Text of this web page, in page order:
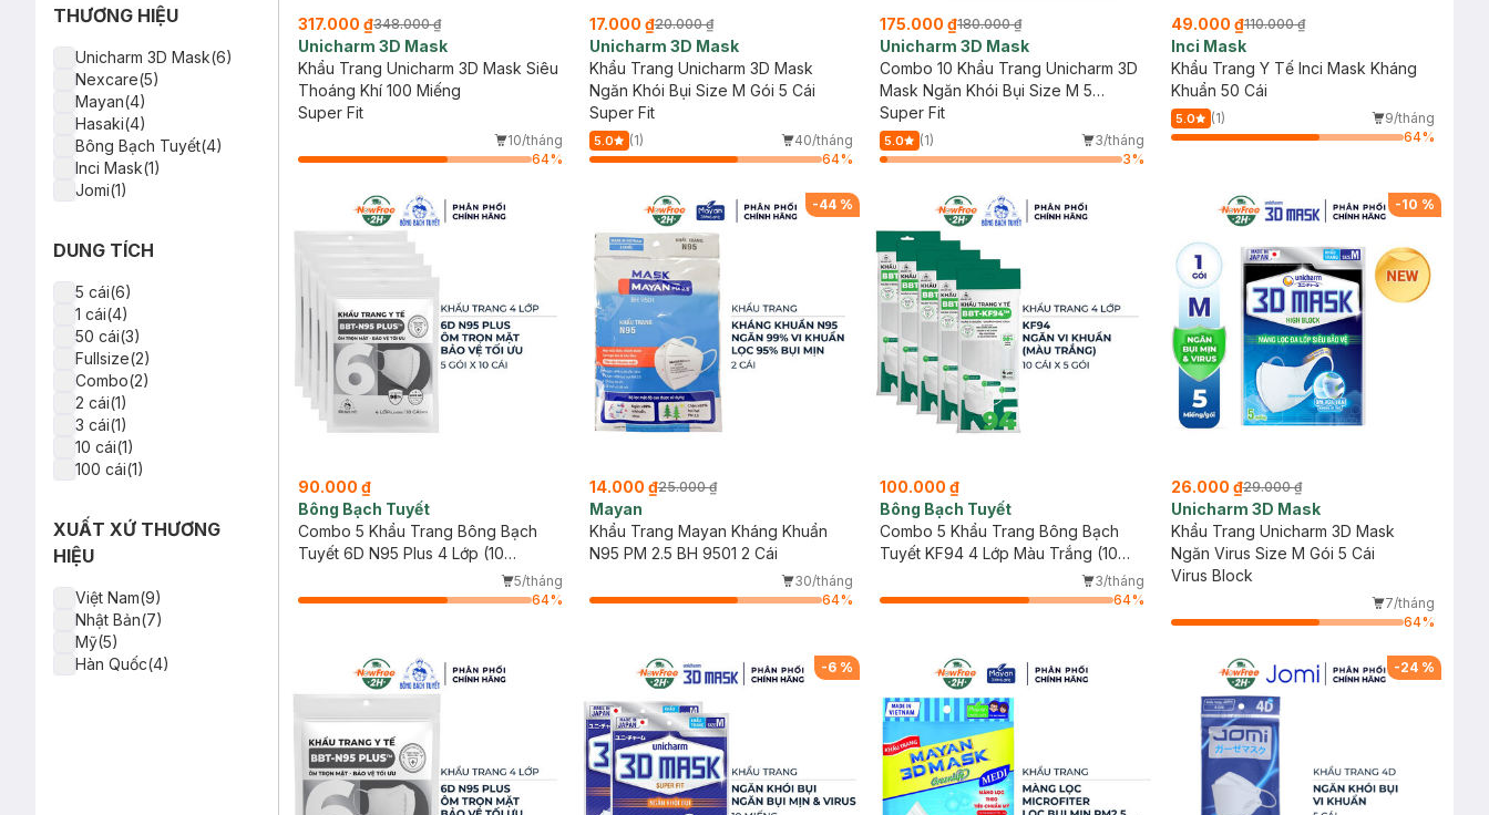
THƯƠNG HIỆU
Unicharm 3D Mask(6)
Nexcare(5)
Mayan(4)
Hasaki(4)
Bông Bạch Tuyết(4)
Inci Mask(1)
Jomi(1)
DUNG TÍCH
5 cái(6)
1 cái(4)
50 cái(3)
Fullsize(2)
Combo(2)
2 cái(1)
3 cái(1)
10 cái(1)
100 cái(1)
XUẤT XỨ THƯƠNG
HIỆU
Việt Nam(9)
Nhật Bản(7)
Mỹ(5)
Hàn Quốc(4)
317.000 ₫348.000 ₫
Unicharm 3D Mask
Khẩu Trang Unicharm 3D Mask Siêu
Thoáng Khí 100 Miếng
Super Fit
10/tháng
64%
17.000 ₫20.000 ₫
Unicharm 3D Mask
Khẩu Trang Unicharm 3D Mask
Ngăn Khói Bụi Size M Gói 5 Cái
Super Fit
5.0 (1)
40/tháng
64%
175.000 ₫180.000 ₫
Unicharm 3D Mask
Combo 10 Khẩu Trang Unicharm 3D
Mask Ngăn Khói Bụi Size M 5
Miếng/Gói
Super Fit
5.0 (1)
3/tháng
3%
49.000 ₫110.000 ₫
Inci Mask
Khẩu Trang Y Tế Inci Mask Kháng
Khuẩn 50 Cái
5.0 (1)
9/tháng
64%
90.000 ₫
Bông Bạch Tuyết
Combo 5 Khẩu Trang Bông Bạch
Tuyết 6D N95 Plus 4 Lớp (10
5/tháng
64%
-44 %
14.000 ₫25.000 ₫
Mayan
Khẩu Trang Mayan Kháng Khuẩn
N95 PM 2.5 BH 9501 2 Cái
30/tháng
64%
100.000 ₫
Bông Bạch Tuyết
Combo 5 Khẩu Trang Bông Bạch
Tuyết KF94 4 Lớp Màu Trắng (10
3/tháng
64%
-10 %
26.000 ₫29.000 ₫
Unicharm 3D Mask
Khẩu Trang Unicharm 3D Mask
Ngăn Virus Size M Gói 5 Cái
Virus Block
7/tháng
64%
-6 % -24 %